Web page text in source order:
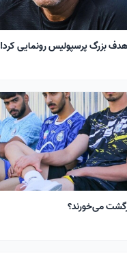
هدف بزرگ پرسپولیس رونمایی کرد!
می‌خورند؟